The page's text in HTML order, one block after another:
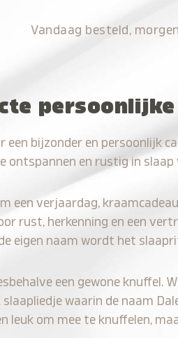
Vandaag besteld,
een bijzonder en persoonlijk
ontspannen en rustig in
een verjaardag,
rust, herkenning en een
eigen naam wordt het
een gewone knuffel.
waarin de naam
leuk om mee te knuffelen,